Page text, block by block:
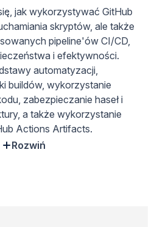
jak wykorzystywać GitHub
skryptów, ale także
pipeline'ów CI/CD,
i efektywności.
automatyzacji,
buildów, wykorzystanie
zabezpieczanie haseł i
a także wykorzystanie
Actions Artifacts.
akcji, reużywalne
za pomocą OpenID
Rozwiń